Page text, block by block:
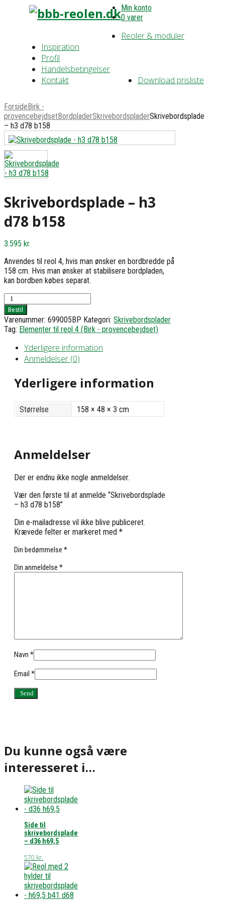
Min konto
0 varer
Reoler & moduler
Inspiration
Profil
Handelsbetingelser
Download prisliste
Kontakt
ForsideBirk -
provencebejdsetBordpladerSkrivebordspladerSkrivebordsplade
– h3 d78 b158
Skrivebordsplade – h3
d78 b158
3.595 kr.
Anvendes til reol 4, hvis man ønsker en bordbredde på
158 cm. Hvis man ønsker at stabilisere bordpladen,
kan bordben købes separat.
Skrivebordsplade
-
h3
d78
b158
Bestil
Varenummer: 699005BP Kategori: Skrivebordsplader
Tag: Elementer til reol 4 (Birk - provencebejdset)
Yderligere information
Anmeldelser (0)
Yderligere information
Størrelse 158 × 48 × 3 cm
Anmeldelser
Der er endnu ikke nogle anmeldelser.
Vær den første til at anmelde “Skrivebordsplade
– h3 d78 b158”
Din e-mailadresse vil ikke blive publiceret.
Krævede felter er markeret med *
Din bedømmelse *
Din anmeldelse *
Navn *
Email *
Du kunne også være
interesseret i…
Side til
skrivebordsplade
– d36 h69,5
570 kr.